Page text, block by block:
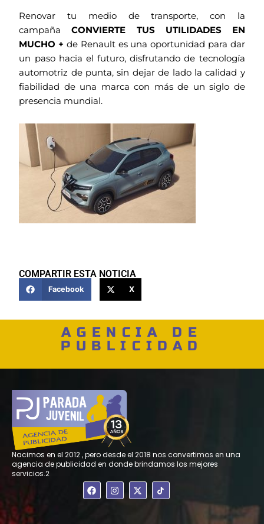
Renovar tu medio de transporte, con la
campañaCONVIERTE TUS UTILIDADES EN
MUCHO + de Renault es una oportunidad para dar
un paso hacia el futuro, disfrutando de tecnología
automotriz de punta, sin dejar de lado la calidad y
fiabilidad de una marca con más de un siglo de
presencia mundial.
COMPARTIR ESTA NOTICIA
Facebook X
AGENCIA DE
PUBLICIDAD
Nacimos en el 2012 , pero desde el 2018 nos convertimos en una
agencia de publicidad en donde brindamos los mejores
servicios.2
F
a
c
I
n
s
X
-
t